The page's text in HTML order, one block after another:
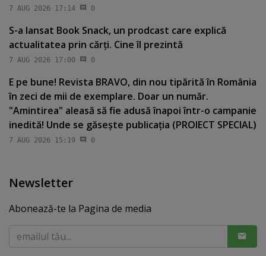
7 AUG 2026 17:14 0
S-a lansat Book Snack, un prodcast care explică
actualitatea prin cărţi. Cine îl prezintă
7 AUG 2026 17:00 0
E pe bune! Revista BRAVO, din nou tipărită în România
în zeci de mii de exemplare. Doar un număr.
"Amintirea" aleasă să fie adusă înapoi într-o campanie
inedită! Unde se găseşte publicaţia (PROIECT SPECIAL)
7 AUG 2026 15:19 0
Newsletter
Abonează-te la Pagina de media